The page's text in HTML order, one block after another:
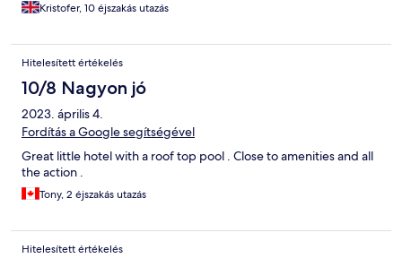
Kristofer, 10 éjszakás utazás
Hitelesített értékelés
10/8 Nagyon jó
2023. április 4.
Fordítás a Google segítségével
Great little hotel with a roof top pool . Close to amenities and all
the action .
Tony, 2 éjszakás utazás
Hitelesített értékelés